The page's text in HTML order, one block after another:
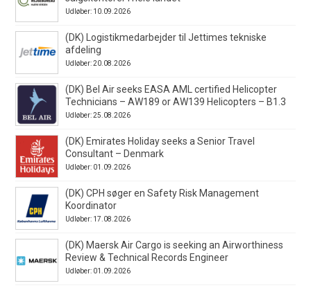
Udløber: 10.09.2026
(DK) Logistikmedarbejder til Jettimes tekniske
afdeling
Udløber: 20.08.2026
(DK) Bel Air seeks EASA AML certified Helicopter
Technicians – AW189 or AW139 Helicopters – B1.3
Udløber: 25.08.2026
(DK) Emirates Holiday seeks a Senior Travel
Consultant – Denmark
Udløber: 01.09.2026
(DK) CPH søger en Safety Risk Management
Koordinator
Udløber: 17.08.2026
(DK) Maersk Air Cargo is seeking an Airworthiness
Review & Technical Records Engineer
Udløber: 01.09.2026